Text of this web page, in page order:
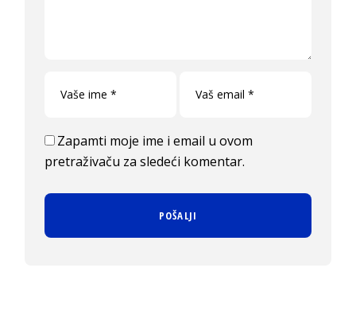
Zapamti moje ime i email u ovom
pretraživaču za sledeći komentar.